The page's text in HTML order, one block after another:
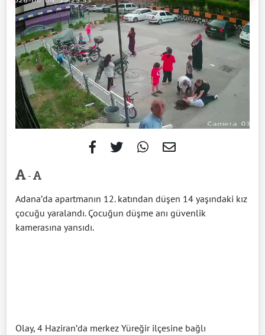
-
Adana’da apartmanın 12. katından düşen 14 yaşındaki kız
çocuğu yaralandı. Çocuğun düşme anı güvenlik
kamerasına yansıdı.
Olay, 4 Haziran’da merkez Yüreğir ilçesine bağlı